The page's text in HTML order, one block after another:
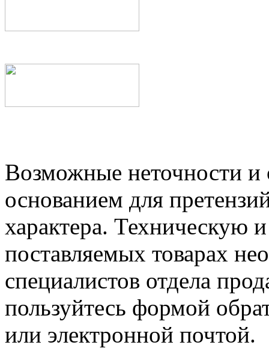
Возможные неточности и
основанием для
характера.
поставляемых товарах
специалистов отдела
пользуйтесь формой
или электронной почтой.